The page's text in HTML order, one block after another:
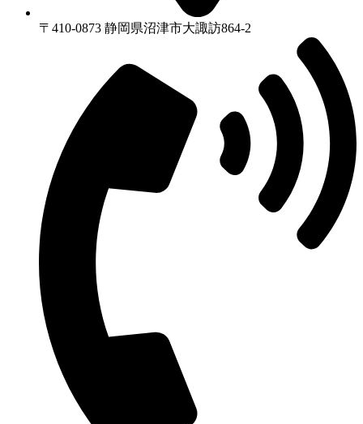
〒410-0873 静岡県沼津市⼤諏訪864-2